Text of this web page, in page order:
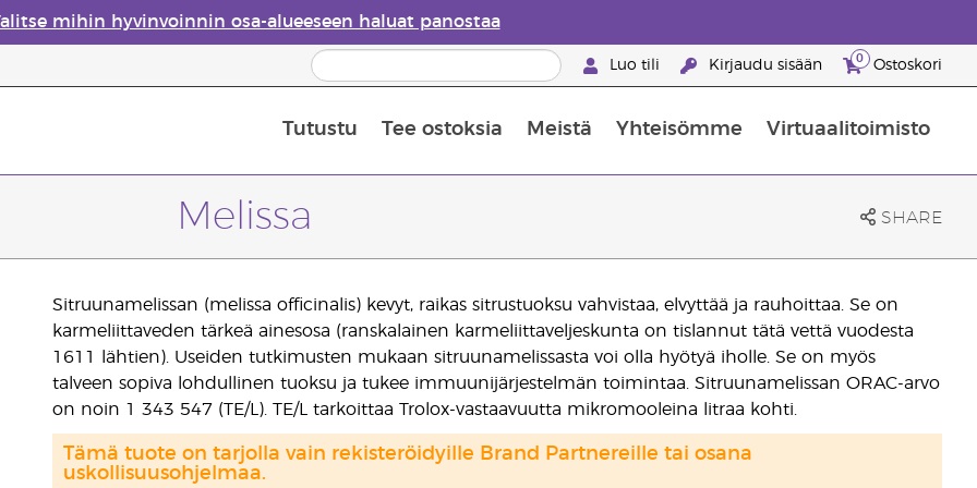
mihin hyvinvoinnin osa-alueeseen haluat panostaa
Luo tili Kirjaudu sisään 0 Ostoskori
Tutustu Tee ostoksia Meistä Yhteisömme Virtuaalitoimisto
Melissa SHARE
Sitruunamelissan (melissa officinalis) kevyt, raikas sitrustuoksu vahvistaa, elvyttää ja rauhoittaa. Se on
karmeliittaveden tärkeä ainesosa (ranskalainen karmeliittaveljeskunta on tislannut tätä vettä vuodesta
1611 lähtien). Useiden tutkimusten mukaan sitruunamelissasta voi olla hyötyä iholle. Se on myös
talveen sopiva lohdullinen tuoksu ja tukee immuunijärjestelmän toimintaa. Sitruunamelissan ORAC-arvo
on noin 1 343 547 (TE/L). TE/L tarkoittaa Trolox-vastaavuutta mikromooleina litraa kohti.
Tämä tuote on tarjolla vain rekisteröidyille Brand Partnereille tai osana
uskollisuusohjelmaa.